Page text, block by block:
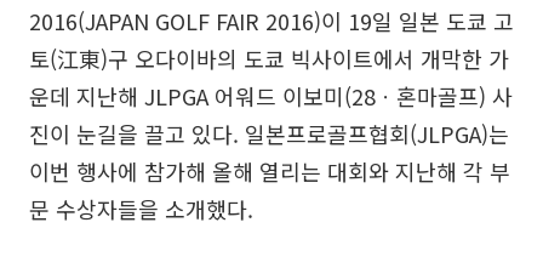
2016(JAPAN GOLF FAIR 2016)이 19일 일본 도쿄 고
토(江東)구 오다이바의 도쿄 빅사이트에서 개막한 가
운데 지난해 JLPGA 어워드 이보미(28ㆍ혼마골프) 사
진이 눈길을 끌고 있다. 일본프로골프협회(JLPGA)는
이번 행사에 참가해 올해 열리는 대회와 지난해 각 부
문 수상자들을 소개했다.